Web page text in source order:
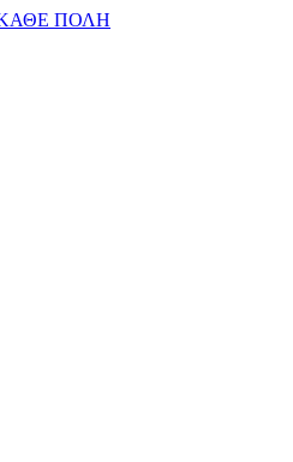
ΠΟΛΗ